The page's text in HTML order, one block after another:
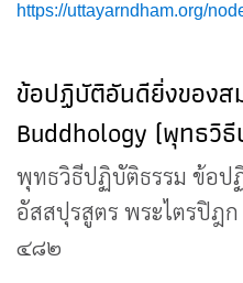
https://uttayarndham.org/
ข้อปฏิบัติอันดียิ่งของ
Buddhology (พุทธวิ
พุทธวิธีปฏิบัติธรรม ข้อ
อัสสปุรสูตร พระไตรปิฎ
๔๘๒